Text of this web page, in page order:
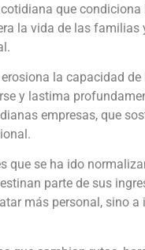
que
la vida de las familias
la capacidad
y lastima
empresas, que
que se ha ido
parte de sus
más personal, sino a